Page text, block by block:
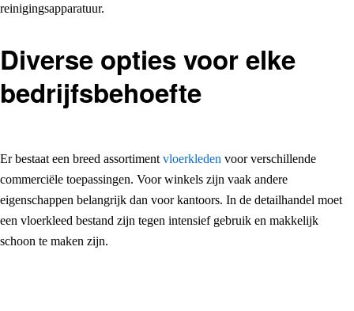
reinigingsapparatuur.
Diverse opties voor elke
bedrijfsbehoefte
Er bestaat een breed assortiment vloerkleden voor verschillende
commerciële toepassingen. Voor winkels zijn vaak andere
eigenschappen belangrijk dan voor kantoors. In de detailhandel moet
een vloerkleed bestand zijn tegen intensief gebruik en makkelijk
schoon te maken zijn.